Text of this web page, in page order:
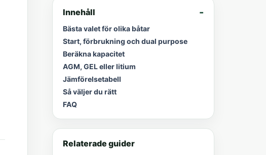
Innehåll
Bästa valet för olika båtar
Start, förbrukning och dual purpose
Beräkna kapacitet
AGM, GEL eller litium
Jämförelsetabell
Så väljer du rätt
FAQ
Relaterade guider